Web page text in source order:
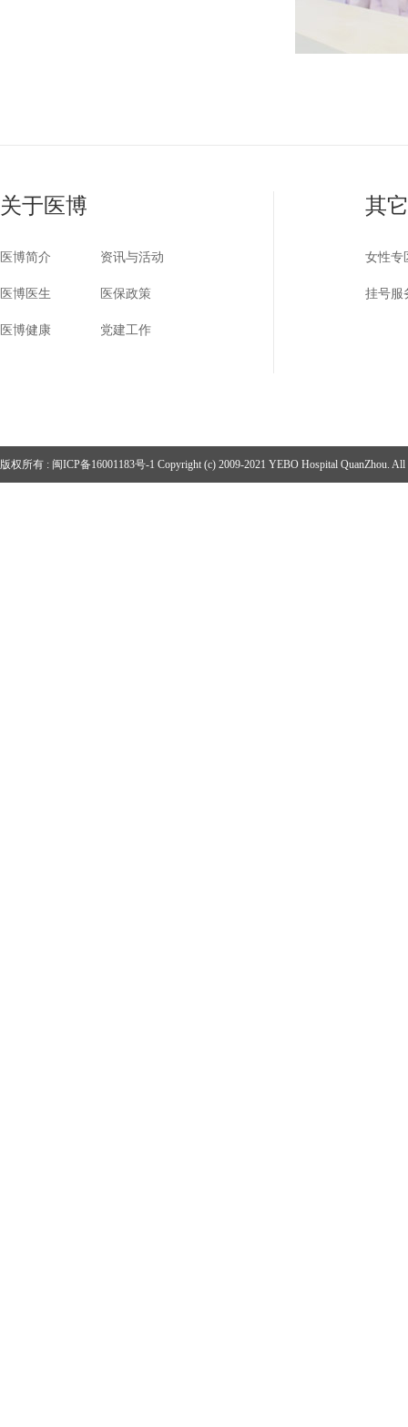
关于医博
医博简介 资讯与活动
医博医生 医保政策
医博健康 党建工作
其
女性专
挂号服
版权所有 : 闽ICP备16001183号-1 Copyright (c) 2009-2021 YEBO Hospital QuanZhou. All